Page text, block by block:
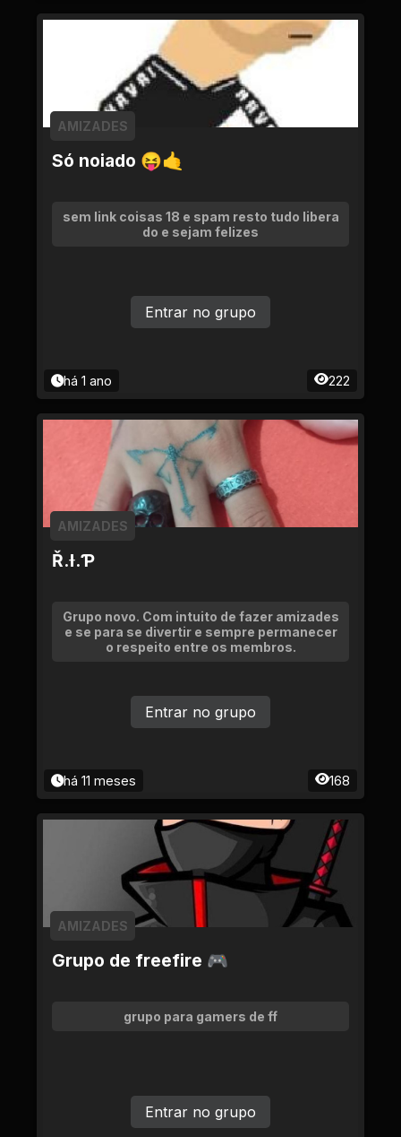
Só noiado 😝🤙
AMIZADES
sem link coisas 18 e spam resto tudo libera
do e sejam felizes
há 1 ano 222
Entrar no grupo
Ř.Ɨ.Ƥ
AMIZADES
Grupo novo. Com intuito de fazer amizades
e se para se divertir e sempre permanecer
o respeito entre os membros.
há 11 meses 168
Entrar no grupo
Grupo de freefire 🎮
AMIZADES
grupo para gamers de ff
Entrar no grupo